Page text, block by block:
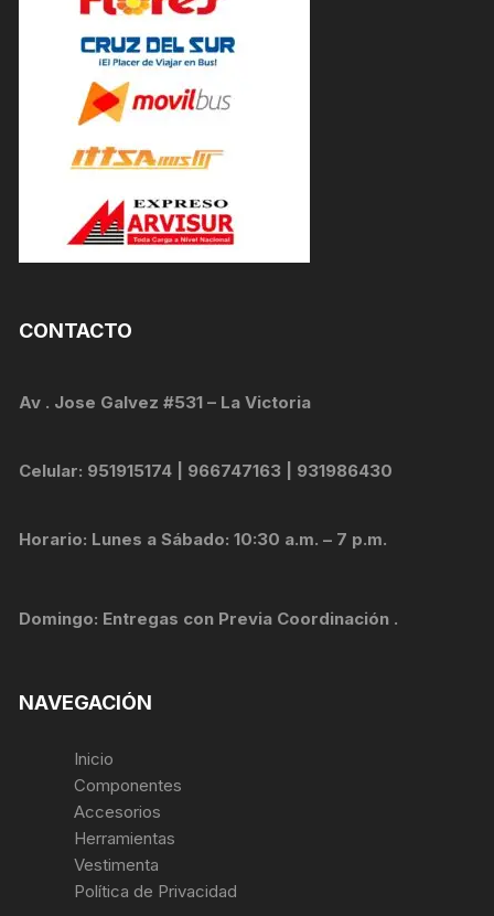
CONTACTO
Av . Jose Galvez #531 – La Victoria
Celular: 951915174 | 966747163 | 931986430
Horario: Lunes a Sábado: 10:30 a.m. – 7 p.m.
Domingo: Entregas con Previa Coordinación .
NAVEGACIÓN
Inicio
Componentes
Accesorios
Herramientas
Vestimenta
Política de Privacidad